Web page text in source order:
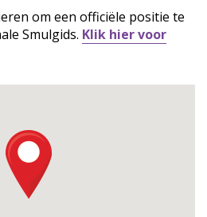
om een officiële positie te
Smulgids. Klik hier voor